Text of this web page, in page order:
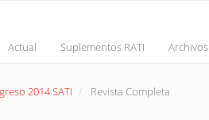
Actual Suplementos RATI Archivos
2014 SATI Revista Completa